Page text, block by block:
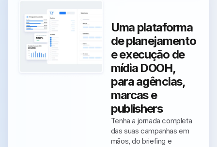
Uma plataforma
de planejamento
e execução de
mídia DOOH,
para agências,
marcas e
publishers
Tenha a jornada completa
das suas campanhas em
mãos, do briefing e